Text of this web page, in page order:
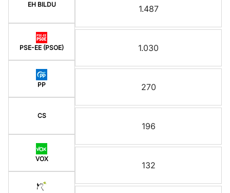
EH BILDU
PSE-EE (PSOE)
PP
CS
VOX
1.487
1.030
270
196
132